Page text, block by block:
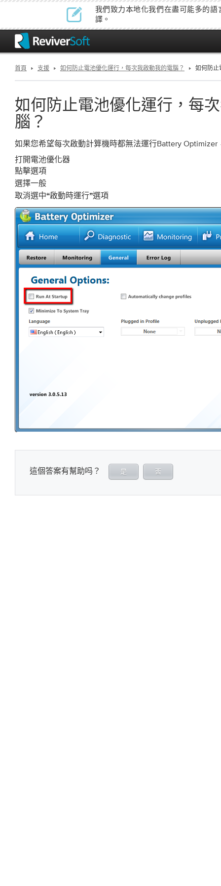
我們致力本地化我們在盡可能多的
譯。
首頁 支援 如何防止電池優化運行，每次我啟動我的電腦？ 如何防止
如何防止電池優化運行，每
腦？
如果您希望每次啟動計算機時都無法運行Battery
打開電池優化器
點擊選項
選擇一般
取消選中“啟動時運行”選項
這個答案有幫助吗？ 是 否